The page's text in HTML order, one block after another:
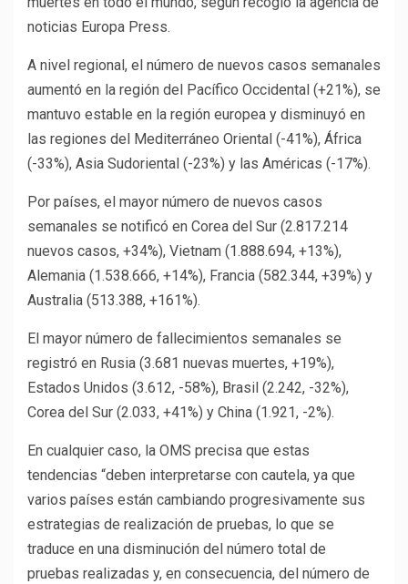
noticias Europa Press.
A nivel regional, el número de nuevos casos semanales
aumentó en la región del Pacífico Occidental (+21%), se
mantuvo estable en la región europea y disminuyó en
las regiones del Mediterráneo Oriental (-41%), África
(-33%), Asia Sudoriental (-23%) y las Américas (-17%).
Por países, el mayor número de nuevos casos
semanales se notificó en Corea del Sur (2.817.214
nuevos casos, +34%), Vietnam (1.888.694, +13%),
Alemania (1.538.666, +14%), Francia (582.344, +39%) y
Australia (513.388, +161%).
El mayor número de fallecimientos semanales se
registró en Rusia (3.681 nuevas muertes, +19%),
Estados Unidos (3.612, -58%), Brasil (2.242, -32%),
Corea del Sur (2.033, +41%) y China (1.921, -2%).
En cualquier caso, la OMS precisa que estas
tendencias “deben interpretarse con cautela, ya que
varios países están cambiando progresivamente sus
estrategias de realización de pruebas, lo que se
traduce en una disminución del número total de
pruebas realizadas y, en consecuencia, del número de